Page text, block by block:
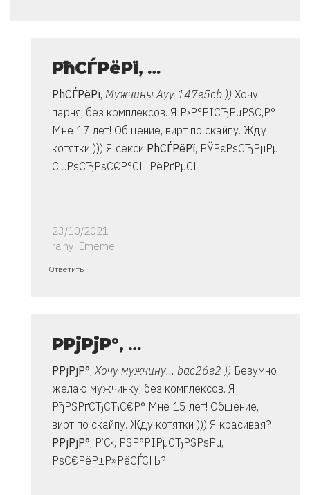
РћСЃРёРї, …
РћСЃРёРї, Мужчины Ауу 147e5cb )) Хочу
парня, без комплексов. Я Р›Р°РІСЂРµРЅС‚Р°
Мне 17 лет! Общение, вирт по скайпу. Жду
котятки ))) Я секси РћСЃРёРї, РЎРєРѕСЂРµРµ
С…РѕСЂРѕС€Р°СЏ РёРґРµСЏ
23/10/2021
rainy_Ememe
Ответ
очень
Владимир
Ответить
Р­РјРјР°, …
Р­РјРјР°,Хочу мужчину... bac26e2 )) Безумно
желаю мужчинку, без комплексов. Я
РђРЅРґСЂСЋС€Р° Мне 15 лет! Общение,
вирт по скайпу. Жду котятки ))) Я красивая?
Р­РјРјР°, Р’С‹, РЅР°РІРµСЂРЅРѕРµ,
РѕС€РёР±Р»РёСЃСЊ?